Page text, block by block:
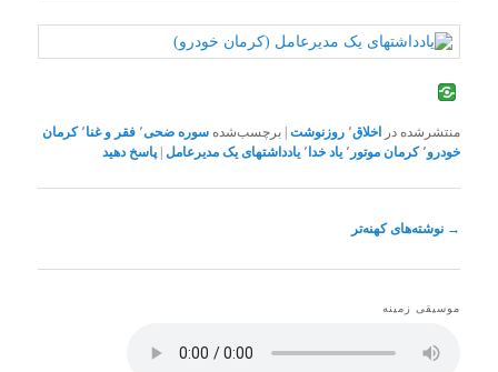
منتشرشده در اخلاق٬ روزنوشت |برچسب‌شده سوره ضحی٬ فقر و غنا٬ کرمان
خودرو٬ کرمان موتور ٬ یاد خدا ٬ یادداشتهای یک مدیرعامل |پاسخ دهید
ناوبری→ نوشته‌های کهنه‌تر
موسیقی زمینه